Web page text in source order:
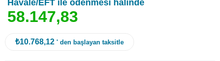
Havale/EFT ile ödenmesi halinde
58.147,83
₺10.768,12 ' den başlayan taksitle